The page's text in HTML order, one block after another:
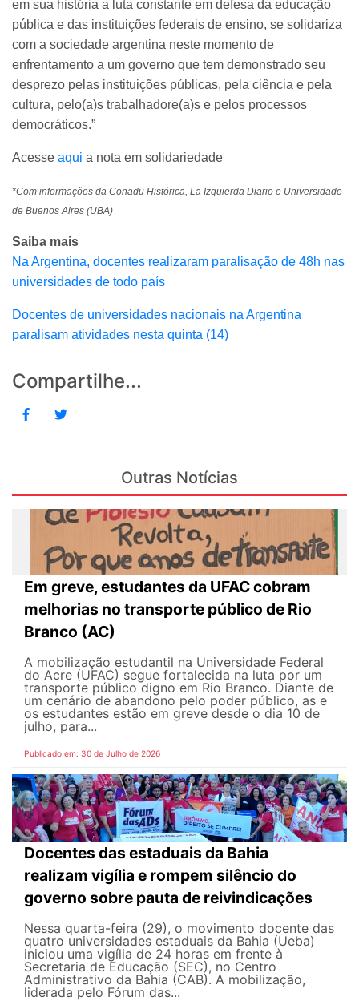
em sua história a luta constante em defesa da educação
pública e das instituições federais de ensino, se solidariza
com a sociedade argentina neste momento de
enfrentamento a um governo que tem demonstrado seu
desprezo pelas instituições públicas, pela ciência e pela
cultura, pelo(a)s trabalhadore(a)s e pelos processos
democráticos.”
Acesse aqui a nota em solidariedade
*Com informações da Conadu Histórica, La Izquierda Diario e Universidade
de Buenos Aires (UBA)
Saiba mais
Na Argentina, docentes realizaram paralisação de 48h nas
universidades de todo país
Docentes de universidades nacionais na Argentina
paralisam atividades nesta quinta (14)
Compartilhe...
Outras Notícias
Em greve, estudantes da UFAC cobram
melhorias no transporte público de Rio
Branco (AC)
A mobilização estudantil na Universidade Federal
do Acre (UFAC) segue fortalecida na luta por um
transporte público digno em Rio Branco. Diante de
um cenário de abandono pelo poder público, as e
os estudantes estão em greve desde o dia 10 de
julho, para...
Publicado em: 30 de Julho de 2026
Docentes das estaduais da Bahia
realizam vigília e rompem silêncio do
governo sobre pauta de reivindicações
Nessa quarta-feira (29), o movimento docente das
quatro universidades estaduais da Bahia (Ueba)
iniciou uma vigília de 24 horas em frente à
Secretaria de Educação (SEC), no Centro
Administrativo da Bahia (CAB). A mobilização,
liderada pelo Fórum das...